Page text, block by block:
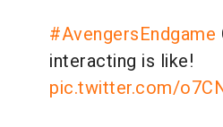
#AvengersEndgame
interacting is like!
pic.twitter.com/